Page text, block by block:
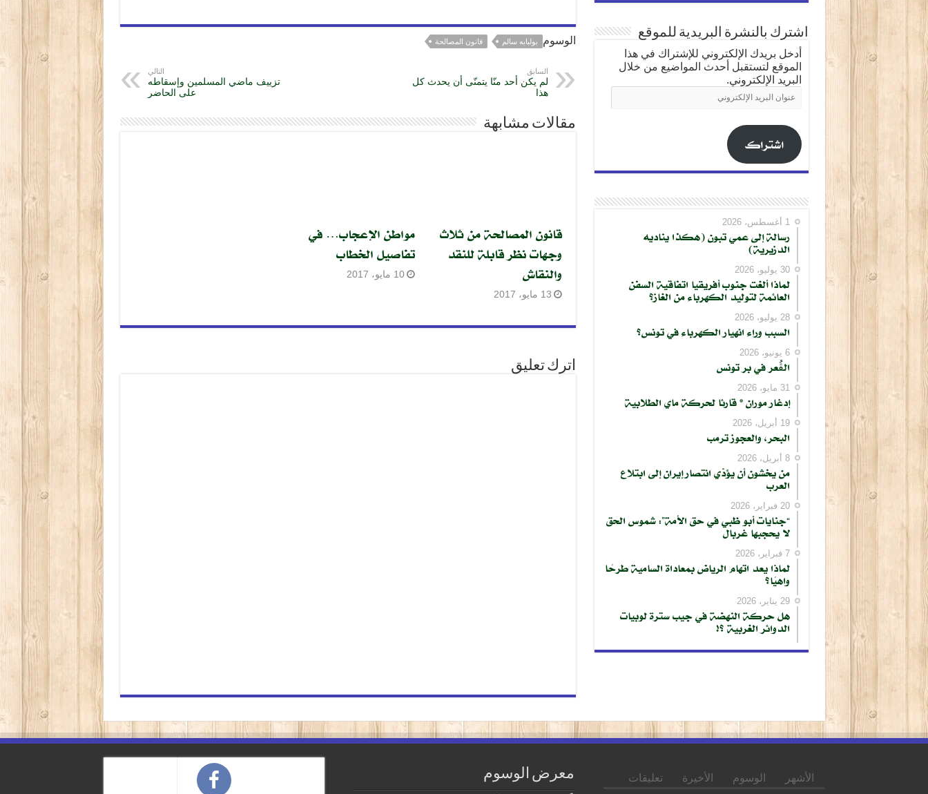
الوسوم بولبابه سالم قانون المصالحة
السابق
لم يكن أحد منّا يتمنّى أن يحدث كل
هذا
التالي
تزييف ماضي المسلمين وإسقاطه
على الحاضر
مقالات مشابهة
قانون المصالحة من ثلاث
وجهات نظر قابلة للنقد
والنقاش
13 مايو، 2017
مواطن الإعجاب… في
تفاصيل الخطاب
10 مايو، 2017
اترك تعليق
اشترك بالنشرة البريدية للموقع
أدخل بريدك الإلكتروني للإشتراك في هذا
الموقع لتستقبل أحدث المواضيع من خلال
البريد الإلكتروني.
عنوان
البريد
اشتراك
1 أغسطس، 2026
رسالة إلى عمي تبون (هكذا يناديه
الدزيرية)
30 يوليو، 2026
لماذا ألغت جنوب أفريقيا اتفاقية السفن
العائمة لتوليد الكهرباء من الغاز؟
28 يوليو، 2026
السبب وراء انهيار الكهرباء في تونس؟
6 يونيو، 2026
الڨُعر في بر تونس
31 مايو، 2026
إدغار موران * قارئا لحركة ماي الطلابية
19 أبريل، 2026
البحر، والعجوز ترمب
8 أبريل، 2026
من يخشون أن يؤدّي انتصار إيران إلى ابتلاع
العرب
20 فبراير، 2026
“جنايات أبو ظبي في حق الأمة”: شموس الحق
لا يحجبها غربال
7 فبراير، 2026
لماذا يعد اتهام الرياض بمعاداة السامية طرحًا
واهيًا؟
29 يناير، 2026
هل حركة النهضة في جيب سترة لوبيات
الدوائر الغربية ؟!
الأشهر الوسوم الأخيرة تعليقات معرض الوسوم